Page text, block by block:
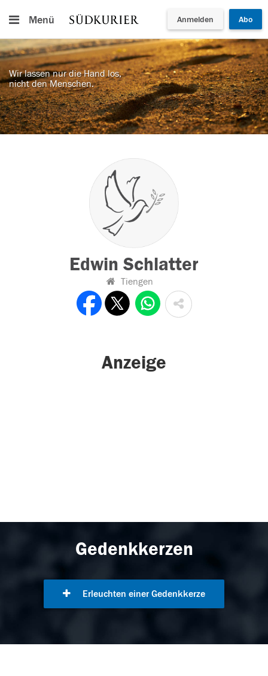
Menü Anmelden Abo
Wir lassen nur die Hand los,
nicht den Menschen.
Edwin Schlatter
Tiengen
Anzeige
Gedenkkerzen
Erleuchten einer Gedenkkerze